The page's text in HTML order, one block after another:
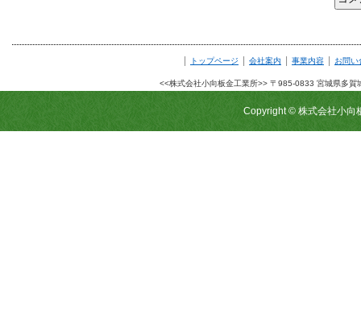
トップページ 会社案内 事業内容 お問い
<<株式会社小向板金工業所>> 〒985-0833 宮城県多
Copyright © 株式会社小向